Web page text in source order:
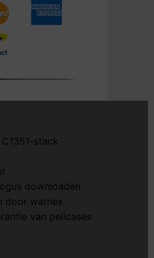
stack
downloaden
door warnex
van pelicases